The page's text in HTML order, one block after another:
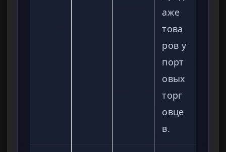
аже
това
ров у
порт
овых
торг
овце
в.